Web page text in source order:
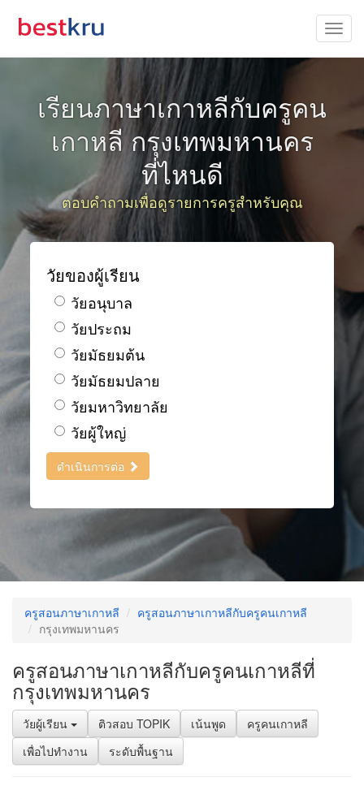
เรียนภาษาเกาหลีกับครูคน
เกาหลี กรุงเทพมหานคร
ที่ไหนดี
ตอบคำถามเพื่อดูรายการครูสำหรับคุณ
วัยของผู้เรียน
วัยอนุบาล
วัยประถม
วัยมัธยมต้น
วัยมัธยมปลาย
วัยมหาวิทยาลัย
วัยผู้ใหญ่
ดำเนินการต่อ
ครูสอนภาษาเกาหลี
ครูสอนภาษาเกาหลีกับครูคนเกาหลี
กรุงเทพมหานคร
ครูสอนภาษาเกาหลีกับครูคนเกาหลีที่
กรุงเทพมหานคร
วัยผู้เรียน ติวสอบ TOPIK เน้นพูด
ครูคนเกาหลี
เพื่อไปทำงาน
ระดับพื้นฐาน